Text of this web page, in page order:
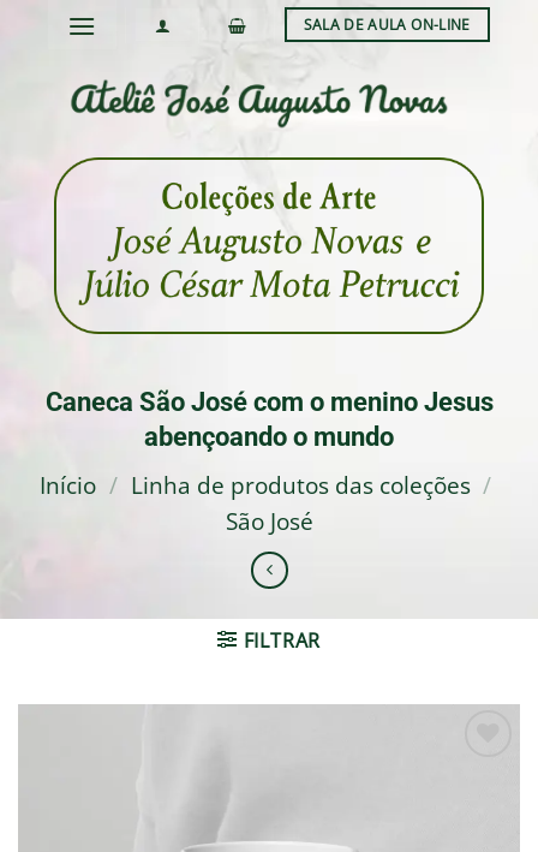
SALA DE AULA ON-LINE
Caneca São José com o menino Jesus
abençoando o mundo
Início / Linha de produtos das coleções /
São José
FILTRAR